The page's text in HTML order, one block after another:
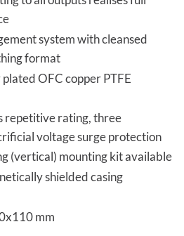
system with cleansed
format
OFC copper PTFE
repetitive rating, three
voltage surge protection
(vertical) mounting kit available
shielded casing
mm